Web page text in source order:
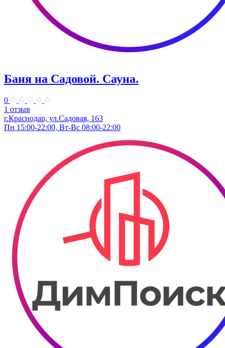
Баня на Садовой. Сауна.
0
1 отзыв
г.Краснодар, ул.Садовая, 163
Пн 15:00-22:00, Вт-Вс 08:00-22:00